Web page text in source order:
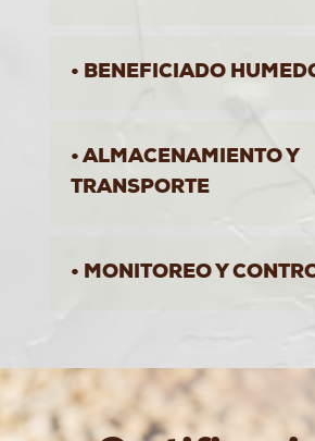
• BENEFICIADO
• ALMACENAMIENTO Y
TRANSPORTE
• MONITOREO Y